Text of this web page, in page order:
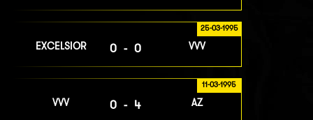
25-03-1995
EXCELSIOR 0-0 VVV
11-03-1995
VVV 0-4 AZ